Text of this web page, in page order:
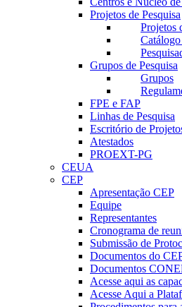
Projetos de Pesquisa
Projetos
Grupos de Pesquisa
Grupos
FPE e FAP
Linhas de Pesquisa
Escritório de
Atestados
PROEXT-PG
CEUA
CEP
Apresentação CEP
Equipe
Representantes
Cronograma de
Submissão de
Documentos do
Documentos
Acesse aqui as
Acesse Aqui a